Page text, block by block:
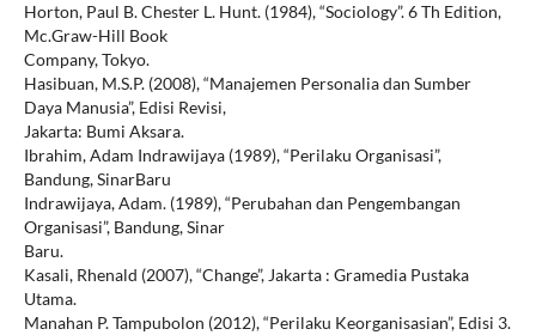
Horton, Paul B. Chester L. Hunt. (1984), “Sociology”. 6 Th Edition,
Mc.Graw-Hill Book
Company, Tokyo.
Hasibuan, M.S.P. (2008), “Manajemen Personalia dan Sumber
Daya Manusia”, Edisi Revisi,
Jakarta: Bumi Aksara.
Ibrahim, Adam Indrawijaya (1989), “Perilaku Organisasi”,
Bandung, SinarBaru
Indrawijaya, Adam. (1989), “Perubahan dan Pengembangan
Organisasi”, Bandung, Sinar
Baru.
Kasali, Rhenald (2007), “Change”, Jakarta : Gramedia Pustaka
Utama.
Manahan P. Tampubolon (2012), “Perilaku Keorganisasian”, Edisi 3.